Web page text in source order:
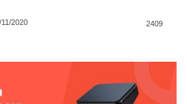
2020 2409